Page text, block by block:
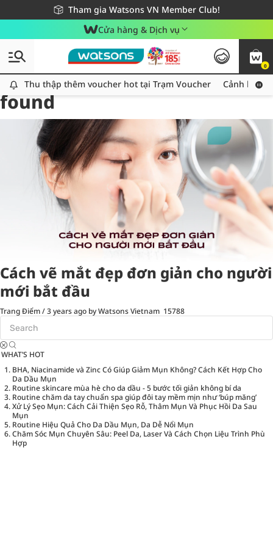
Tham gia Watsons VN Member Club!
Miễn phí giao hàng cho đơn hàng từ 249,000Đ
Giao hàng nhanh 24h - Áp dụng khu vực TP. Hồ Chí Minh
Cửa hàng & Dịch vụ
0
Thu thập thêm voucher hot tại Trạm Voucher
Thu thập thêm voucher hot tại Trạm Voucher Cảnh báo
Tag:vematdep1 item(s)
found
Cách vẽ mắt đẹp đơn giản cho người
mới bắt đầu
Trang Điểm/3 years ago by Watsons Vietnam 15788
WHAT’S HOT
BHA, Niacinamide và Zinc Có Giúp Giảm Mụn Không? Cách Kết Hợp Cho
Da Dầu Mụn
Routine skincare mùa hè cho da dầu - 5 bước tối giản không bí da
Routine chăm da tay chuẩn spa giúp đôi tay mềm mịn như ‘búp măng’
Xử Lý Sẹo Mụn: Cách Cải Thiện Sẹo Rỗ, Thâm Mụn Và Phục Hồi Da Sau
Mụn
Routine Hiệu Quả Cho Da Dầu Mụn, Da Dễ Nổi Mụn
Chăm Sóc Mụn Chuyên Sâu: Peel Da, Laser Và Cách Chọn Liệu Trình Phù
Hợp